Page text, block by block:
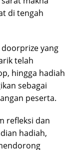
di tengah
yang
telah
hingga hadiah
sebagai
peserta.
refleksi dan
hadiah,